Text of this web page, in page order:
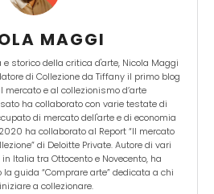
MAGGI
storico della critica d'arte, Nicola Maggi
di Collezione da Tiffany il primo blog
e al collezionismo d’arte
ha collaborato con varie testate di
di mercato dell'arte e di economia
ha collaborato al Report “Il mercato
di Deloitte Private. Autore di vari
Italia tra Ottocento e Novecento, ha
guida “Comprare arte” dedicata a chi
a collezionare.